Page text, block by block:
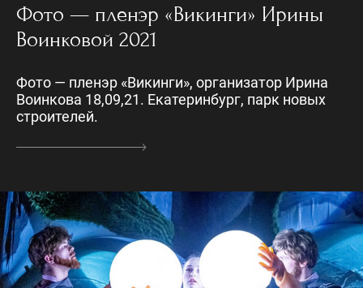
Фото — пленэр «Викинги» Ирины
Воинковой 2021
Фото — пленэр «Викинги», организатор Ирина
Воинкова 18,09,21. Екатеринбург, парк новых
строителей.